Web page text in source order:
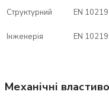
Структурний
Інженерія
EN
EN
Механічні